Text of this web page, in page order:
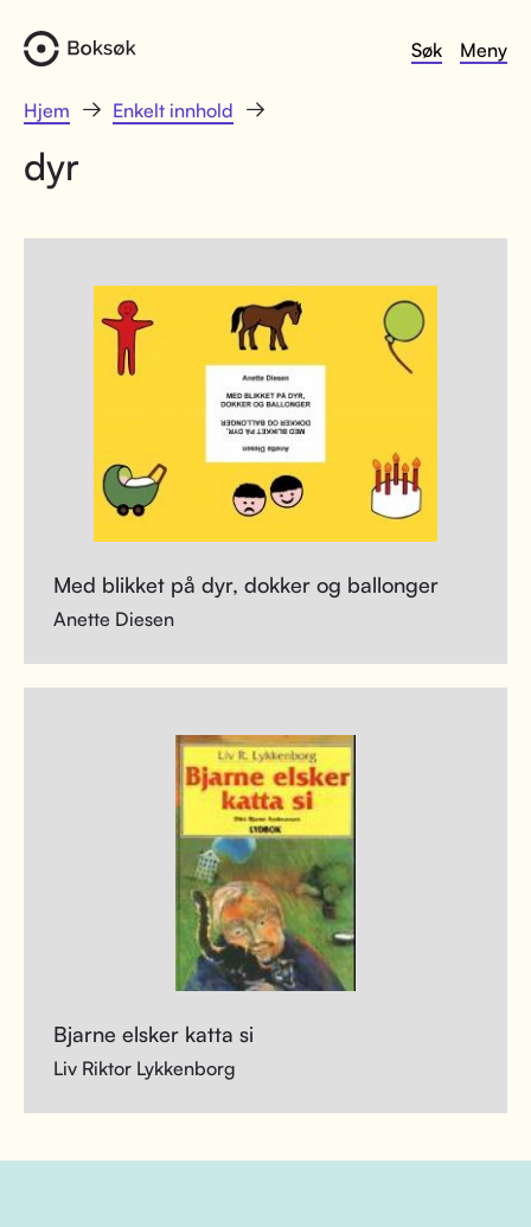
Søk Meny
Hjem Enkelt innhold
dyr
Med blikket på dyr, dokker og ballonger
Anette Diesen
Bjarne elsker katta si
Liv Riktor Lykkenborg